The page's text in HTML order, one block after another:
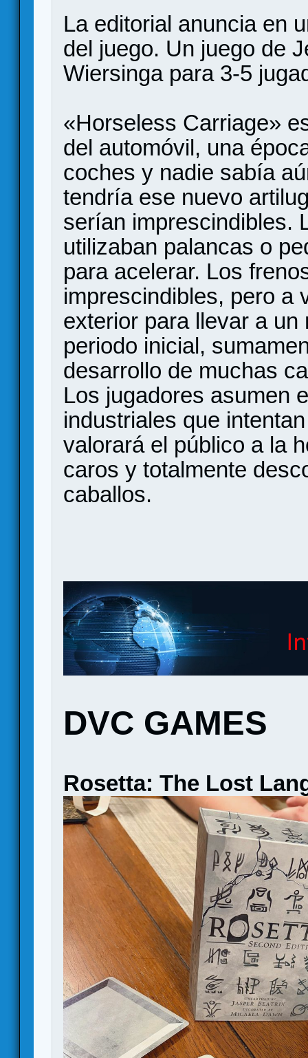
La editorial anuncia en
del juego. Un juego de
Wiersinga para 3-5
«Horseless Carriage»
del automóvil, una
coches y nadie sabía
tendría ese nuevo
serían imprescindibles.
utilizaban palancas o
para acelerar. Los
imprescindibles, pero a
exterior para llevar a
periodo inicial,
desarrollo de muchas
Los jugadores asumen
industriales que
valorará el público a la
caros y totalmente
caballos.
DVC GAMES
Rosetta: The Lost